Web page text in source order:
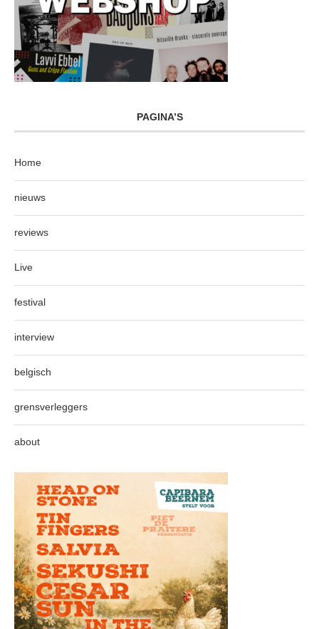
PAGINA’S
Home
nieuws
reviews
Live
festival
interview
belgisch
grensverleggers
about